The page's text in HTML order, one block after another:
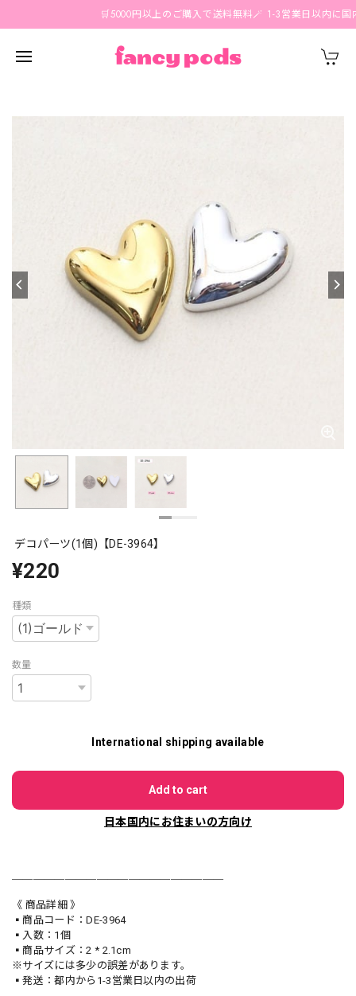
🛒5000円以上のご購入で送料無料🪄 1-3営業日以内に国内
デコパーツ(1個)【DE-3964】
¥220
種類
数量
International shipping available
Add to cart
日本国内にお住まいの方向け
《 商品詳細 》
▪️商品コード：DE-3964
▪️入数：1個
▪️商品サイズ：2 * 2.1cm
※サイズには多少の誤差があります。
▪️発送：都内から1-3営業日以内の出荷